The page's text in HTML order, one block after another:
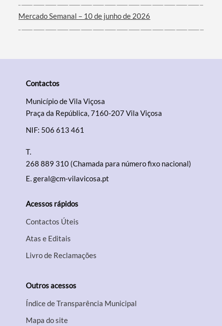
Mercado Semanal – 10 de junho de 2026
Contactos
Município de Vila Viçosa
Praça da República, 7160-207 Vila Viçosa
NIF: 506 613 461
T.
268 889 310 (Chamada para número fixo nacional)
E.geral@cm-vilavicosa.pt
Acessos rápidos
Contactos Úteis
Atas e Editais
Livro de Reclamações
Outros acessos
Índice de Transparência Municipal
Mapa do site